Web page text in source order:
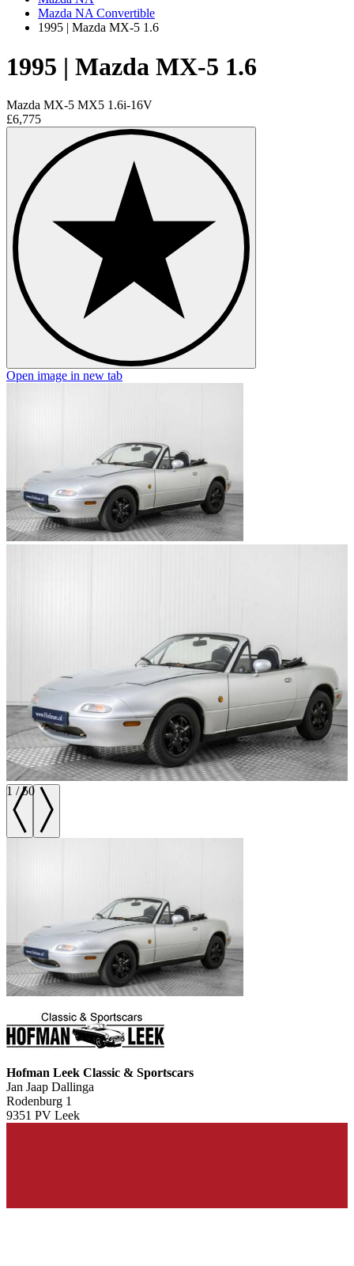
Mazda NA Convertible
1995 | Mazda MX-5 1.6
1995 | Mazda MX-5 1.6
Mazda MX-5 MX5 1.6i-16V
£6,775
Open image in new tab
1 /50
Hofman Leek Classic & Sportscars
Jan Jaap Dallinga
Rodenburg 1
9351 PV Leek